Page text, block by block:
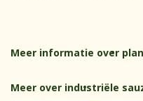
Meer informatie over
Meer over industriële